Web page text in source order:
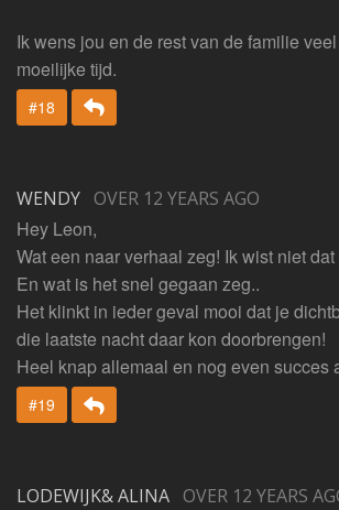
Ik wens jou en de rest van de familie
moeilijke tijd.
#18 Beantwoorden
WENDY OVER 12 YEARS AGO
Hey Leon,
Wat een naar verhaal zeg! Ik wist niet
En wat is het snel gegaan zeg..
Het klinkt in ieder geval mooi dat je
die laatste nacht daar kon doorbrengen!
Heel knap allemaal en nog even succes
#19 Beantwoorden
LODEWIJK& ALINA OVER 12 YEARS